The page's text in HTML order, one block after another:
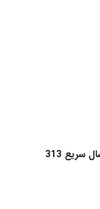
313